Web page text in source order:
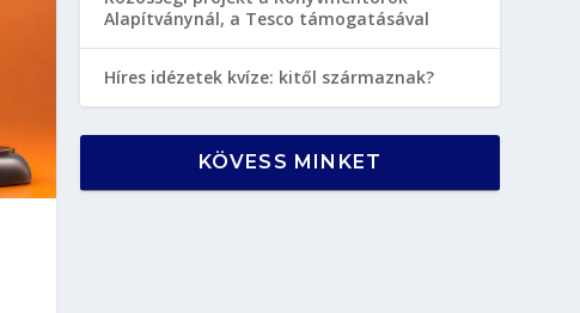
Alapítványnál, a Tesco támogatásával
Híres idézetek kvíze: kitől származnak?
KÖVESS MINKET